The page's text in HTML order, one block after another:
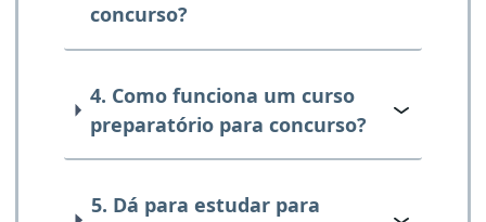
concurso?
4. Como funciona um curso
preparatório para concurso?
5. Dá para estudar para